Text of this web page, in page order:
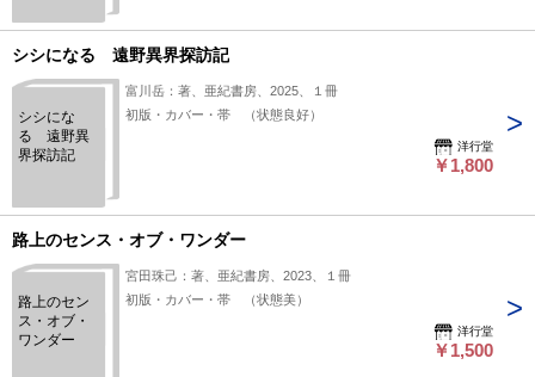
シシになる 遠野異界探訪記
シシにな
る 遠野異
界探訪記
富川岳：著、亜紀書房、2025、１冊
初版・カバー・帯 （状態良好）
洋行堂
￥1,800
路上のセンス・オブ・ワンダー
路上のセン
ス・オブ・
ワンダー
宮田珠己：著、亜紀書房、2023、１冊
初版・カバー・帯 （状態美）
洋行堂
￥1,500